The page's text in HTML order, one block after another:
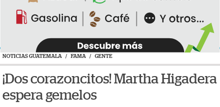
NOTICIAS GUATEMALA / FAMA / GENTE
¡Dos corazoncitos! Martha Higadera
espera gemelos